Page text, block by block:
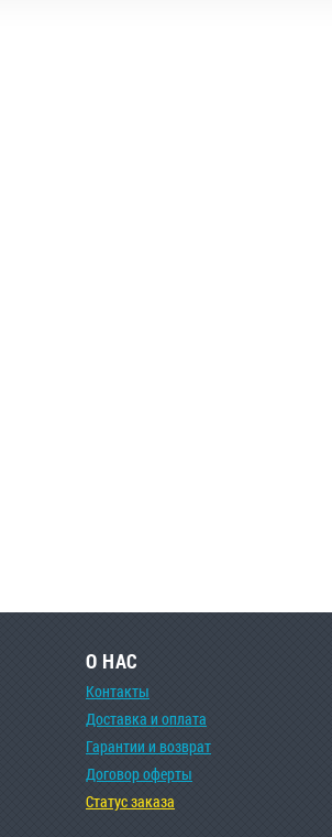
О НАС
Контакты
Доставка и оплата
Гарантии и возврат
Договор оферты
Статус заказа